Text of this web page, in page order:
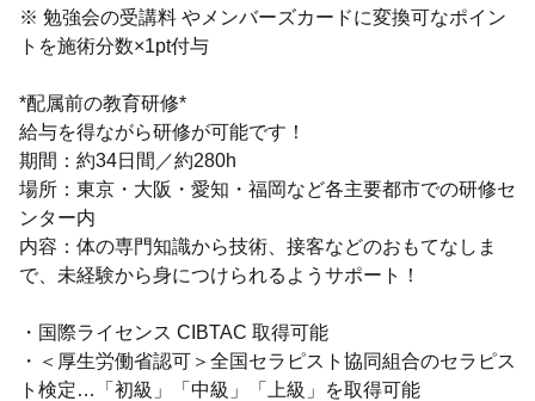
※ 勉強会の受講料 やメンバーズカードに変換可なポイン
トを施術分数×1pt付与
*配属前の教育研修*
給与を得ながら研修が可能です！
期間：約34日間／約280h
場所：東京・大阪・愛知・福岡など各主要都市での研修セ
ンター内
内容：体の専門知識から技術、接客などのおもてなしま
で、未経験から身につけられるようサポート！
・国際ライセンス CIBTAC 取得可能
・＜厚生労働省認可＞全国セラピスト協同組合のセラピス
ト検定…「初級」「中級」「上級」を取得可能